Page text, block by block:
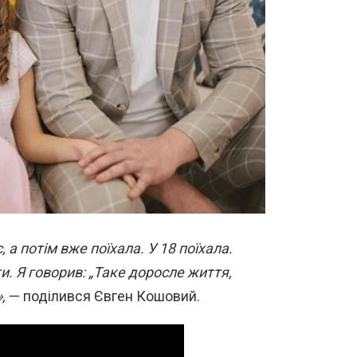
потім вже поїхала. У 18 поїхала.
Я говорив: „Таке доросле життя,
— поділився Євген Кошовий.